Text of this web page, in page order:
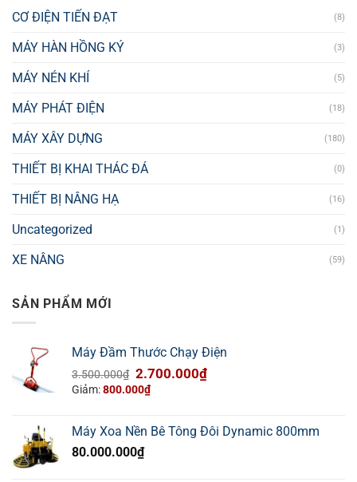
CƠ ĐIỆN TIẾN ĐẠT (8)
MÁY HÀN HỒNG KÝ (3)
MÁY NÉN KHÍ (5)
MÁY PHÁT ĐIỆN (18)
MÁY XÂY DỰNG (180)
THIẾT BỊ KHAI THÁC ĐÁ (0)
THIẾT BỊ NÂNG HẠ (16)
Uncategorized (1)
XE NÂNG (59)
SẢN PHẨM MỚI
Máy Đầm Thước Chạy Điện
3.500.000₫ Giá
gốc
3.500.000₫.
2.700.000₫Giá
là:
2.700.000₫.
Giảm:800.000₫
Máy Xoa Nền Bê Tông Đôi Dynamic 800mm
80.000.000₫